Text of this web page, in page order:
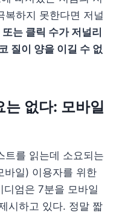
복하지 못한다면 저널
는 클릭 수가 저널리
질이 양을 이길 수 없
는 없다: 모바일
트를 읽는데 소요되는
바일) 이용자를 위한
엄은 7분을 모바일
시하고 있다. 정말 짧